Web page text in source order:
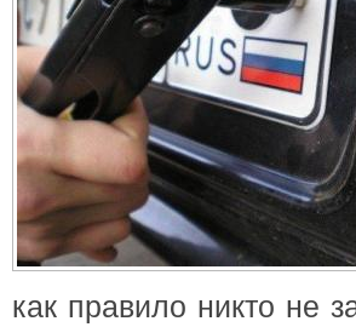
как правило никто не